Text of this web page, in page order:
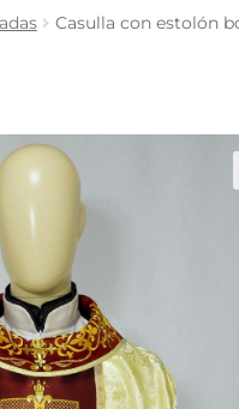
Casulla con estolón